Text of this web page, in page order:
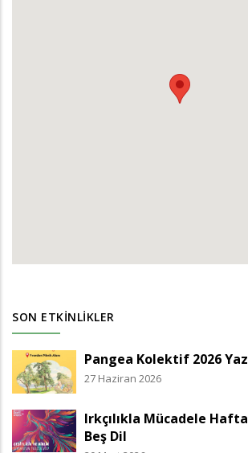
SON ETKINLIKLER
Pangea Kolektif 2026
27 Haziran 2026
Irkçılıkla Mücadele
Beş Dil